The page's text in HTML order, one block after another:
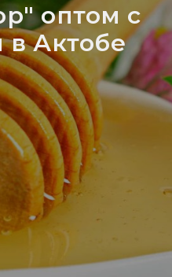
оптом с
в Актобе